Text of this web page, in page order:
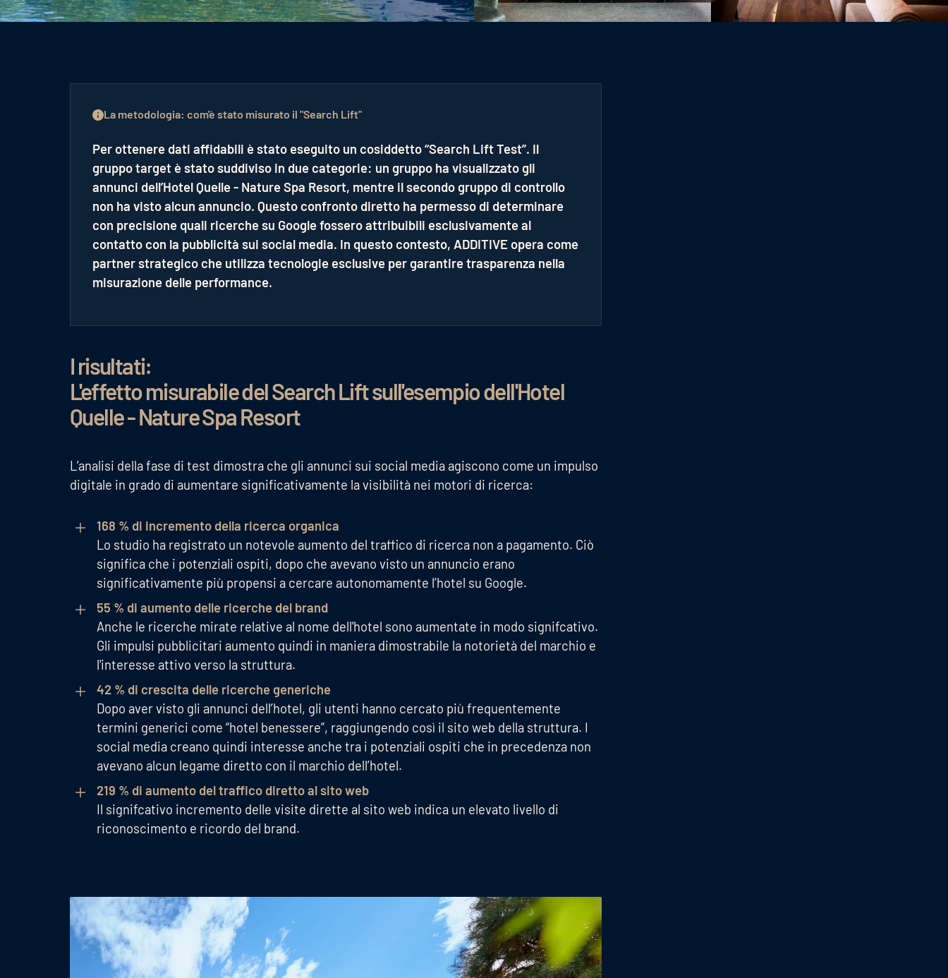
La metodologia: com'è stato misurato il "Search Lift"
Per ottenere dati affidabili è stato eseguito un cosiddetto “Search Lift Test”. Il
gruppo target è stato suddiviso in due categorie: un gruppo ha visualizzato gli
annunci dell’Hotel Quelle - Nature Spa Resort, mentre il secondo gruppo di controllo
non ha visto alcun annuncio. Questo confronto diretto ha permesso di determinare
con precisione quali ricerche su Google fossero attribuibili esclusivamente al
contatto con la pubblicità sui social media. In questo contesto, ADDITIVE opera come
partner strategico che utilizza tecnologie esclusive per garantire trasparenza nella
misurazione delle performance.
I risultati:
L'effetto misurabile del Search Lift sull'esempio dell'Hotel
Quelle - Nature Spa Resort
L’analisi della fase di test dimostra che gli annunci sui social media agiscono come un impulso
digitale in grado di aumentare significativamente la visibilità nei motori di ricerca:
168 % di incremento della ricerca organica
Lo studio ha registrato un notevole aumento del traffico di ricerca non a pagamento. Ciò
significa che i potenziali ospiti, dopo che avevano visto un annuncio erano
significativamente più propensi a cercare autonomamente l’hotel su Google.
55 % di aumento delle ricerche del brand
Anche le ricerche mirate relative al nome dell'hotel sono aumentate in modo signifcativo.
Gli impulsi pubblicitari aumento quindi in maniera dimostrabile la notorietà del marchio e
l'interesse attivo verso la struttura.
42 % di crescita delle ricerche generiche
Dopo aver visto gli annunci dell’hotel, gli utenti hanno cercato più frequentemente
termini generici come “hotel benessere”, raggiungendo così il sito web della struttura. I
social media creano quindi interesse anche tra i potenziali ospiti che in precedenza non
avevano alcun legame diretto con il marchio dell’hotel.
219 % di aumento del traffico diretto al sito web
Il signifcativo incremento delle visite dirette al sito web indica un elevato livello di
riconoscimento e ricordo del brand.